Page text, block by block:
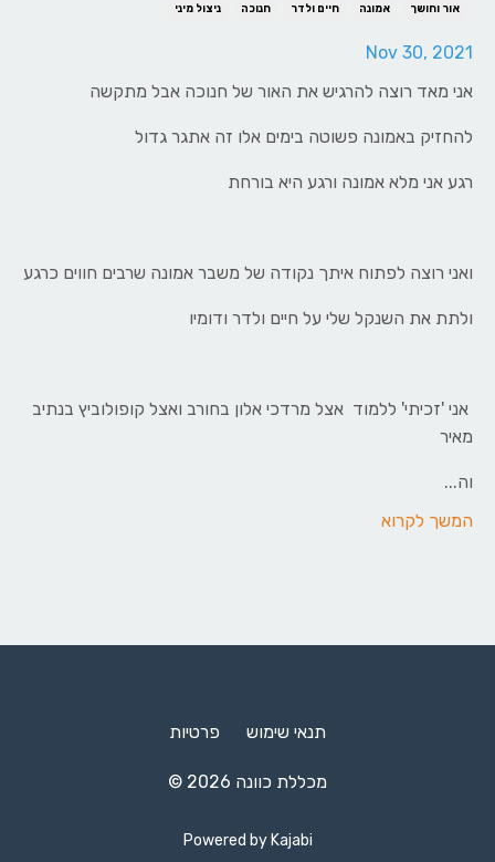
אור וחושך אמונה חיים ולדר חנוכה ניצול מיני
Nov 30, 2021
אני מאד רוצה להרגיש את האור של חנוכה אבל מתקשה
להחזיק באמונה פשוטה בימים אלו זה אתגר גדול
רגע אני מלא אמונה ורגע היא בורחת
ואני רוצה לפתוח איתך נקודה של משבר אמונה שרבים חווים כרגע
ולתת את השנקל שלי על חיים ולדר ודומיו
אני 'זכיתי' ללמוד אצל מרדכי אלון בחורב ואצל קופולוביץ בנתיב
מאיר
וה...
המשך לקרוא
תנאי שימוש פרטיות
© 2026 מכללת כוונה
Powered by Kajabi